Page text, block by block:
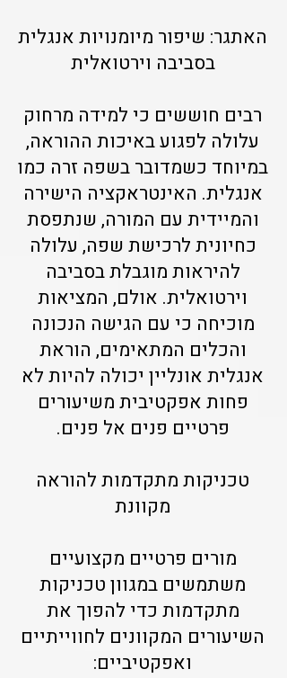
האתגר: שיפור מיומנויות אנגלית
בסביבה וירטואלית
רבים חוששים כי למידה מרחוק
עלולה לפגוע באיכות ההוראה,
במיוחד כשמדובר בשפה זרה כמו
אנגלית. האינטראקציה הישירה
והמיידית עם המורה, שנתפסת
כחיונית לרכישת שפה, עלולה
להיראות מוגבלת בסביבה
וירטואלית. אולם, המציאות
מוכיחה כי עם הגישה הנכונה
והכלים המתאימים, הוראת
אנגלית אונליין יכולה להיות לא
פחות אפקטיבית משיעורים
פרטיים פנים אל פנים.
טכניקות מתקדמות להוראה
מקוונת
מורים פרטיים מקצועיים
משתמשים במגוון טכניקות
מתקדמות כדי להפוך את
השיעורים המקוונים לחווייתיים
ואפקטיביים: